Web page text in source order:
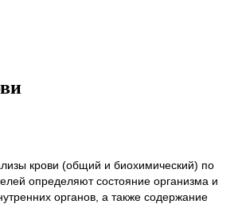
крови (общий и биохимический) по
определяют состояние организма и
органов, а также содержание